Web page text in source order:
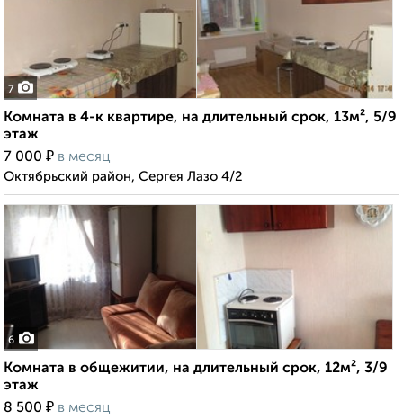
7
Комната в 4-к квартире, на длительный срок, 13м², 5/9
этаж
7 000 ₽ в месяц
Октябрьский район, Сергея Лазо 4/2
6
Комната в общежитии, на длительный срок, 12м², 3/9
этаж
8 500 ₽ в месяц